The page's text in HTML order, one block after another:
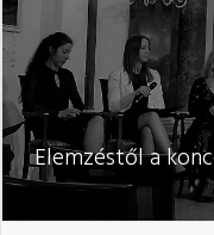
Elemzéstől a